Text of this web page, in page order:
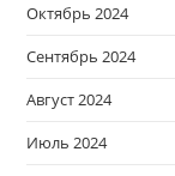
Октябрь 2024
Сентябрь 2024
Август 2024
Июль 2024